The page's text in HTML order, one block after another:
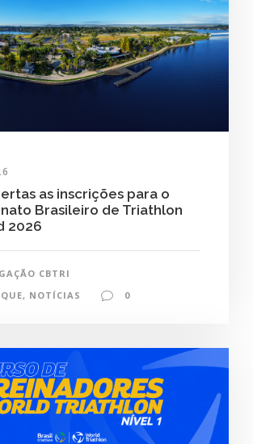
as inscrições para o
Brasileiro de Triathlon
2026
CBTRI
, NOTÍCIAS 0